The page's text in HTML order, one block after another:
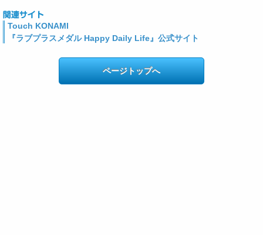
Touch KONAMI
『ラブプラスメダル Happy Daily Life』公式サイト
ページトップへ